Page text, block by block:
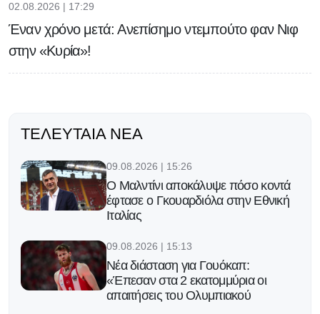
02.08.2026 | 17:29
Έναν χρόνο μετά: Ανεπίσημο ντεμπούτο φαν Νιφ
στην «Κυρία»!
ΤΕΛΕΥΤΑΊΑ ΝΈΑ
09.08.2026 | 15:26
Ο Μαλντίνι αποκάλυψε πόσο κοντά
έφτασε ο Γκουαρδιόλα στην Εθνική
Ιταλίας
09.08.2026 | 15:13
Νέα διάσταση για Γουόκαπ:
«Έπεσαν στα 2 εκατομμύρια οι
απαιτήσεις του Ολυμπιακού